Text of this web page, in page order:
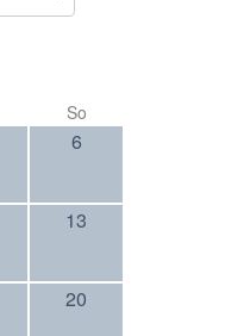
So
6
13
20